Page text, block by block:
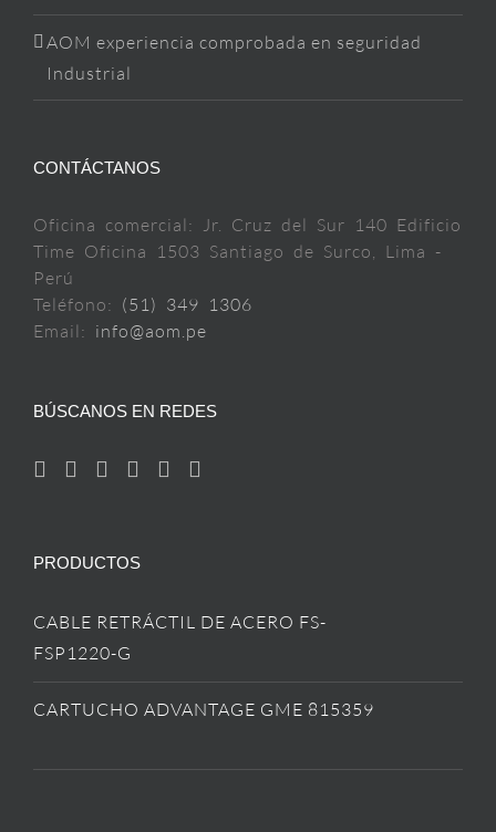
AOM experiencia comprobada en seguridad
Industrial
CONTÁCTANOS
Oficina comercial: Jr. Cruz del Sur 140 Edificio
Time Oficina 1503 Santiago de Surco, Lima -
Perú
Teléfono: (51) 349 1306
Email: info@aom.pe
BÚSCANOS EN REDES
PRODUCTOS
CABLE RETRÁCTIL DE ACERO FS-
FSP1220-G
CARTUCHO ADVANTAGE GME 815359